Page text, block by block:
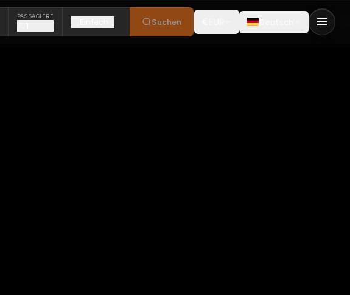
PASSAGIERE
Suchen